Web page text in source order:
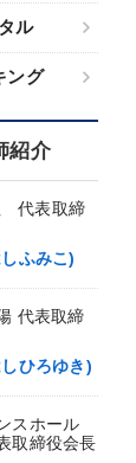
ル
ング
紹介
代表取締
ふみこ)
代表取締
ひろゆき)
スホール
取締役会長